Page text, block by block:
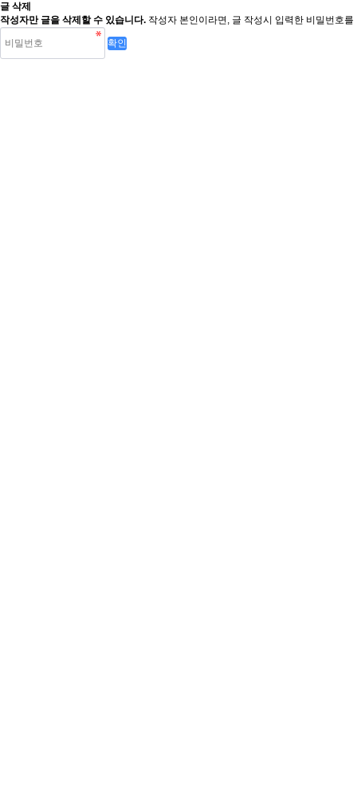
글 삭제
작성자만 글을 삭제할 수 있습니다. 작성자 본인이라면, 글 작성시 입력한 비밀번호